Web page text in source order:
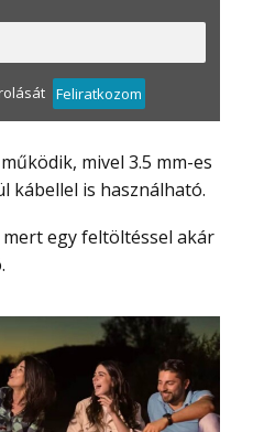
Feliratkozom
kábellel is használható.